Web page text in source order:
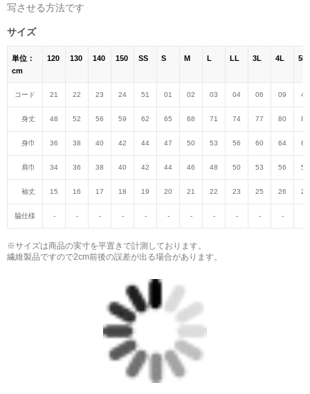
写させる方法です
サイズ
単位：
cm
120 130 140 150 SS S M L LL 3L 4L 5L
コード 21 22 23 24 51 01 02 03 04 06 09 47
身丈 48 52 56 59 62 65 68 71 74 77 80 82
身巾 36 38 40 42 44 47 50 53 56 60 64 68
肩巾 34 36 38 40 42 44 46 48 50 53 56 59
袖丈 15 16 17 18 19 20 21 22 23 25 26 27
脇仕様 - - - - - - - - - - -
※サイズは商品の実寸を平置きで計測しております。
繊維製品ですので2cm前後の誤差が出る場合があります。